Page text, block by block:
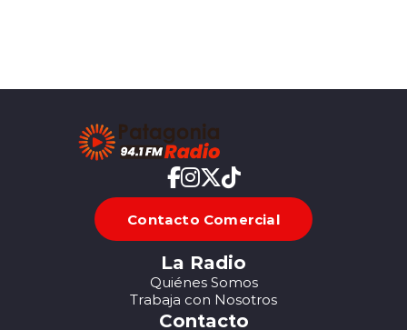
Contacto Comercial
La Radio
Quiénes Somos
Trabaja con Nosotros
Contacto